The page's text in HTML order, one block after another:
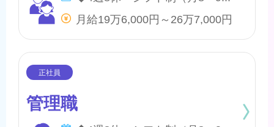
月給19万6,000円～26万7,000円
管理職